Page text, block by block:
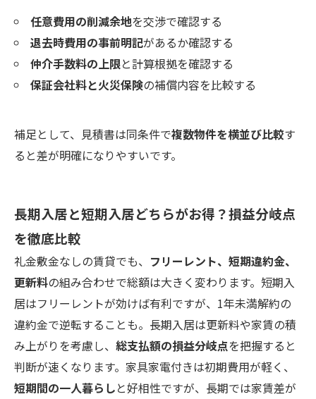
任意費用の削減余地を交渉で確認する
退去時費用の事前明記があるか確認する
仲介手数料の上限と計算根拠を確認する
保証会社料と火災保険の補償内容を比較する
補足として、見積書は同条件で複数物件を横並び比較す
ると差が明確になりやすいです。
長期入居と短期入居どちらがお得？損益分岐点
を徹底比較
礼金敷金なしの賃貸でも、 フリーレント、短期違約金、
更新料の組み合わせで総額は大きく変わります。短期入
居はフリーレントが効けば有利ですが、1年未満解約の
違約金で逆転することも。長期入居は更新料や家賃の積
み上がりを考慮し、 総支払額の損益分岐点を把握すると
判断が速くなります。家具家電付きは初期費用が軽く、
短期間の一人暮らしと好相性ですが、長期では家賃差が